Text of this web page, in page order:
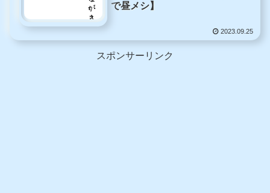
で昼メシ】
2023.09.25
スポンサーリンク